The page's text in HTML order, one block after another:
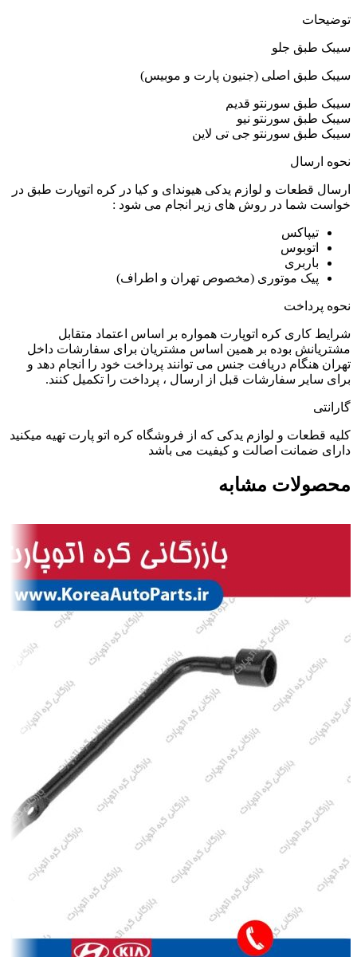
توضیحات
سیبک طبق جلو
سیبک طبق اصلی (جنیون پارت و موبیس)
سیبک طبق سورنتو قدیم
سیبک طبق سورنتو نیو
سیبک طبق سورنتو جی تی لاین
نحوه ارسال
ارسال قطعات و لوازم یدکی هیوندای و کیا در کره اتوپارت طبق در
خواست شما در روش های زیر انجام می شود :
تیپاکس
اتوبوس
باربری
پیک موتوری (مخصوص تهران و اطراف)
نحوه پرداخت
شرایط کاری کره اتوپارت همواره بر اساس اعتماد متقابل
مشتریانش بوده بر همین اساس مشتریان برای سفارشات داخل
تهران هنگام دریافت جنس می توانند پرداخت خود را انجام دهد و
برای سایر سفارشات قبل از ارسال ، پرداخت را تکمیل کنند.
گارانتی
کلیه قطعات و لوازم یدکی که از فروشگاه کره اتو پارت تهیه میکنید
دارای ضمانت اصالت و کیفیت می باشد
محصولات مشابه